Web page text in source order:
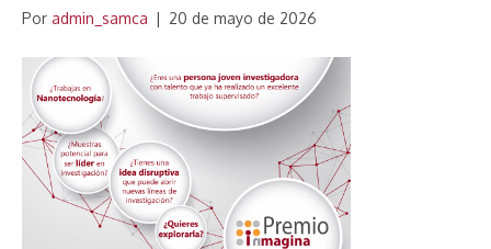
Por admin_samca | 20 de mayo de 2026